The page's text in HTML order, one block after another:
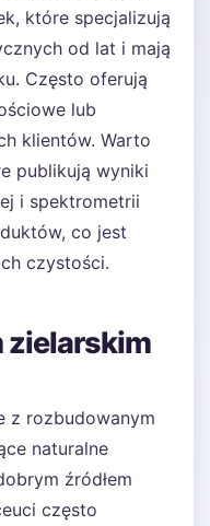
które specjalizują
od lat i mają
Często oferują
lub
klientów. Warto
publikują wyniki
i spektrometrii
co jest
czystości.
zielarskim
z rozbudowanym
naturalne
źródłem
często